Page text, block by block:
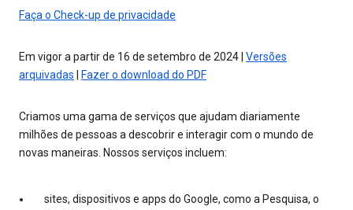
Faça o Check-up de privacidade
Em vigor a partir de 16 de setembro de 2024 | Versões
arquivadas
Fazer o download do PDF
Criamos uma gama de serviços que ajudam diariamente
milhões de pessoas a descobrir e interagir com o mundo de
novas maneiras. Nossos serviços incluem:
sites, dispositivos e apps do Google, como a Pesquisa, o